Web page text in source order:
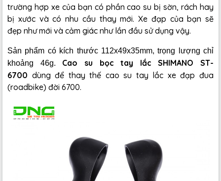
trường hợp xe của bạn có phần cao su bị sờn, rách hay
bị xước và có nhu cầu thay mới. Xe đạp của bạn sẽ
đẹp như mới và cảm giác như lần đầu sử dụng vậy.
Sản phẩm có kích thước 112x49x35mm, trọng lượng chỉ
khoảng 46g. Cao su bọc tay lắc SHIMANO ST-
6700 dùng để thay thế cao su tay lắc xe đạp đua
(roadbike) đời 6700.